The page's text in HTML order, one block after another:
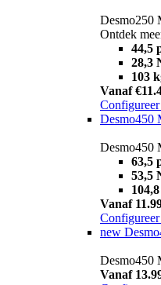
Desmo250
Ontdek
44,5
28,3
103
Vanaf
Configureer
Desmo450
Desmo450
63,5
53,5
Vanaf
Configureer
new
Desmo450
Vanaf